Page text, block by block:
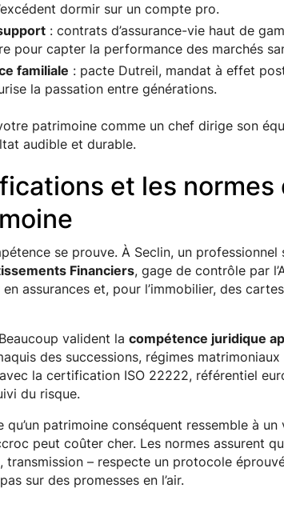
dormir sur un compte pro.
: contrats d’assurance-vie haut de
pour capter la performance des marchés
familiale : pacte Dutreil, mandat à effet
la passation entre générations.
patrimoine comme un chef dirige son
audible et durable.
et les normes
se prouve. À Seclin, un professionnel
Financiers, gage de contrôle par
assurances et, pour l’immobilier, des
valident la compétence juridique
des successions, régimes
la certification ISO 22222, référentiel
du risque.
patrimoine conséquent ressemble à
peut coûter cher. Les normes assurent
transmission – respecte un protocole
sur des promesses en l’air.